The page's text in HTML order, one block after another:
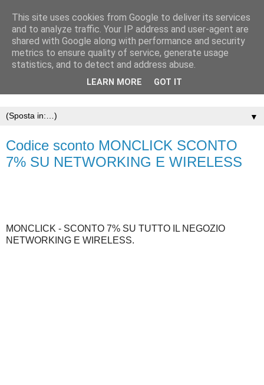
▼
Codice sconto MONCLICK SCONTO
7% SU NETWORKING E WIRELESS
MONCLICK - SCONTO 7% SU TUTTO IL NEGOZIO
NETWORKING E WIRELESS.
This site uses cookies from Google to deliver its services
and to analyze traffic. Your IP address and user-agent are
shared with Google along with performance and security
metrics to ensure quality of service, generate usage
statistics, and to detect and address abuse.
LEARN MORE GOT IT